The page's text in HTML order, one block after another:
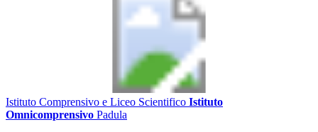
Istituto Comprensivo e Liceo Scientifico Istituto
Omnicomprensivo Padula